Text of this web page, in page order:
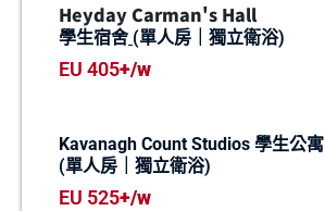
Heyday Carman's Hall
學生宿舍 (單人房｜獨立衛浴)
EU 405+/w
Kavanagh Count Studios 學生公寓
(單人房｜獨立衛浴)
EU 525+/w